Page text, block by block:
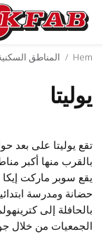
Skip
content
Hem
/ المناطق
يوليتا
بالقرب منها أكبر
يقع سوبر ماركت
بالحافلة إلى
الجمعيات من خلال